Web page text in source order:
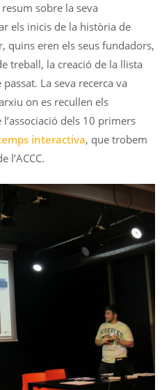
sobre la seva
els inicis de la història de
quins eren els seus fundadors,
treball, la creació de la llista
La seva recerca va
on es recullen els
dels 10 primers
interactiva, que trobem
l’ACCC.